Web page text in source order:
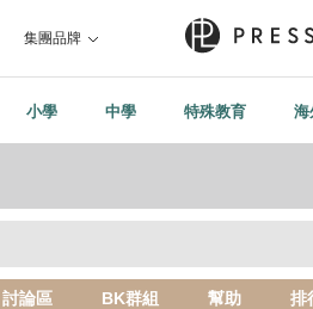
集團品牌
小學 中學 特殊教育
討論區 BK群組 幫助 排